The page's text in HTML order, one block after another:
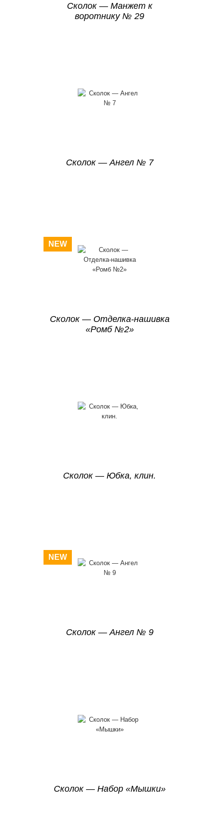
Сколок — Манжет к
воротнику № 29
Сколок — Ангел № 7
NEW
Сколок — Отделка-нашивка
«Ромб №2»
Сколок — Юбка, клин.
NEW
Сколок — Ангел № 9
Сколок — Набор «Мышки»